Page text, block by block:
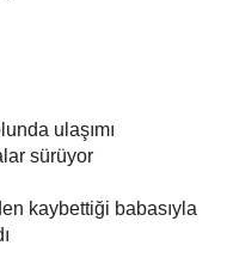
ulaşımı
sürüyor
kaybettiği babasıyla